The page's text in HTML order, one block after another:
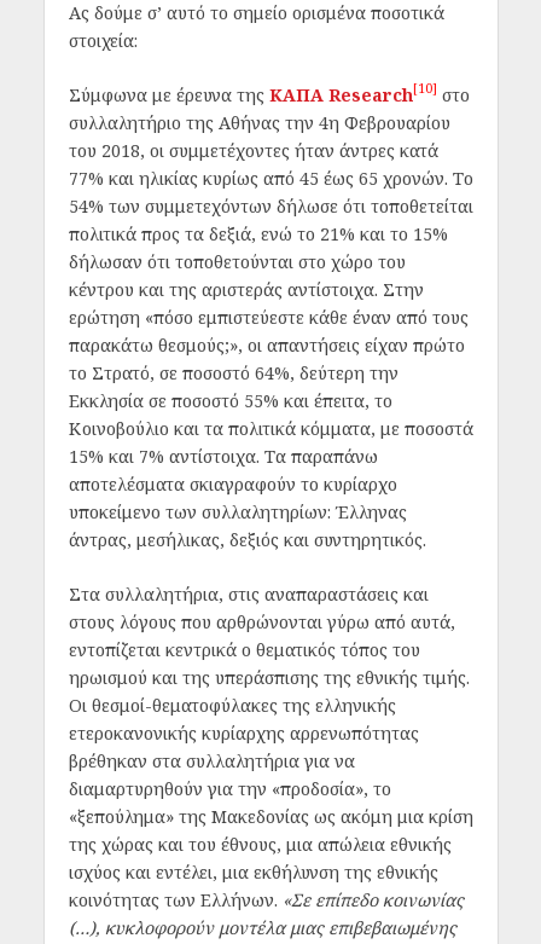
Ας δούμε σ’ αυτό το σημείο ορισμένα ποσοτικά
στοιχεία:
Σύμφωνα με έρευνα της KAΠΑ Research[10] στο
συλλαλητήριο της Αθήνας την 4η Φεβρουαρίου
του 2018, οι συμμετέχοντες ήταν άντρες κατά
77% και ηλικίας κυρίως από 45 έως 65 χρονών. Το
54% των συμμετεχόντων δήλωσε ότι τοποθετείται
πολιτικά προς τα δεξιά, ενώ το 21% και το 15%
δήλωσαν ότι τοποθετούνται στο χώρο του
κέντρου και της αριστεράς αντίστοιχα. Στην
ερώτηση «πόσο εμπιστεύεστε κάθε έναν από τους
παρακάτω θεσμούς;», οι απαντήσεις είχαν πρώτο
το Στρατό, σε ποσοστό 64%, δεύτερη την
Εκκλησία σε ποσοστό 55% και έπειτα, το
Κοινοβούλιο και τα πολιτικά κόμματα, με ποσοστά
15% και 7% αντίστοιχα. Τα παραπάνω
αποτελέσματα σκιαγραφούν το κυρίαρχο
υποκείμενο των συλλαλητηρίων: Έλληνας
άντρας, μεσήλικας, δεξιός και συντηρητικός.
Στα συλλαλητήρια, στις αναπαραστάσεις και
στους λόγους που αρθρώνονται γύρω από αυτά,
εντοπίζεται κεντρικά ο θεματικός τόπος του
ηρωισμού και της υπεράσπισης της εθνικής τιμής.
Οι θεσμοί-θεματοφύλακες της ελληνικής
ετεροκανονικής κυρίαρχης αρρενωπότητας
βρέθηκαν στα συλλαλητήρια για να
διαμαρτυρηθούν για την «προδοσία», το
«ξεπούλημα» της Μακεδονίας ως ακόμη μια κρίση
της χώρας και του έθνους, μια απώλεια εθνικής
ισχύος και εντέλει, μια εκθήλυνση της εθνικής
κοινότητας των Ελλήνων. «Σε επίπεδο κοινωνίας
(…), κυκλοφορούν μοντέλα μιας επιβεβαιωμένης